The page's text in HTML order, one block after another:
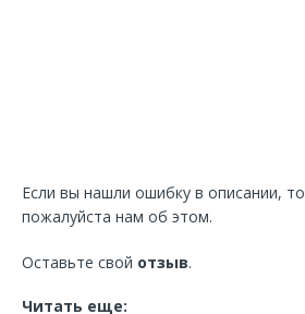
Если вы нашли ошибку в описании,
пожалуйста нам об этом.
Оставьте свой отзыв.
Читать еще: